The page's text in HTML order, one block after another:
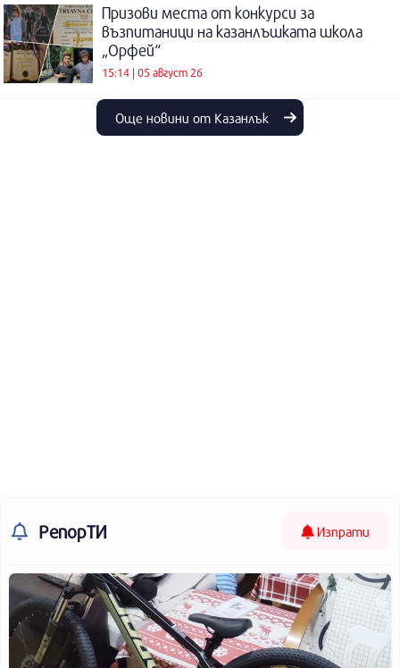
Призови места от конкурси за
възпитаници на казанлъшката школа
„Орфей“
15:14 | 05 август 26
Още новини от Казанлък
РепорТИ Изпрати